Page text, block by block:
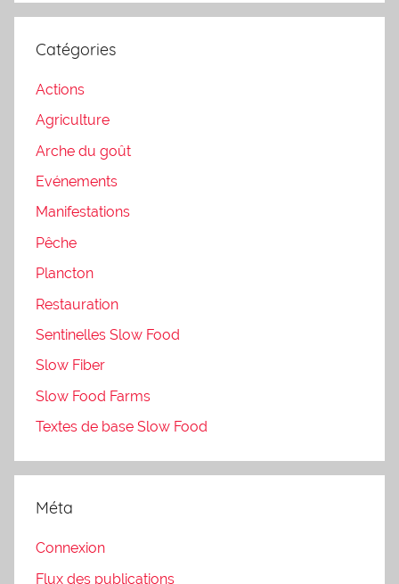
Catégories
Actions
Agriculture
Arche du goût
Evénements
Manifestations
Pêche
Plancton
Restauration
Sentinelles Slow Food
Slow Fiber
Slow Food Farms
Textes de base Slow Food
Méta
Connexion
Flux des publications